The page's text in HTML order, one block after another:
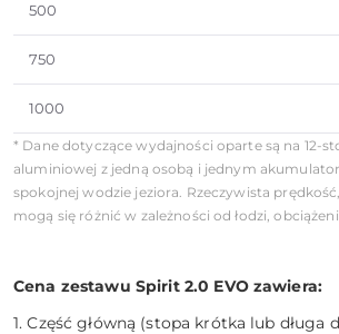
500
750
1000
* Dane dotyczące wydajności oparte są na 12-
aluminiowej z jedną osobą i jednym
spokojnej wodzie jeziora. Rzeczywista
mogą się różnić w zależności od łodzi,
Cena zestawu Spirit 2.0 EVO zawiera:
1. Część główną (stopa krótka lub długa